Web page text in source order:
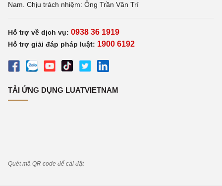
Nam. Chịu trách nhiệm: Ông Trần Văn Trí
Hỗ trợ về dịch vụ: 0938 36 1919
Hỗ trợ giải đáp pháp luật: 1900 6192
TẢI ỨNG DỤNG LUATVIETNAM
Quét mã QR code để cài đặt